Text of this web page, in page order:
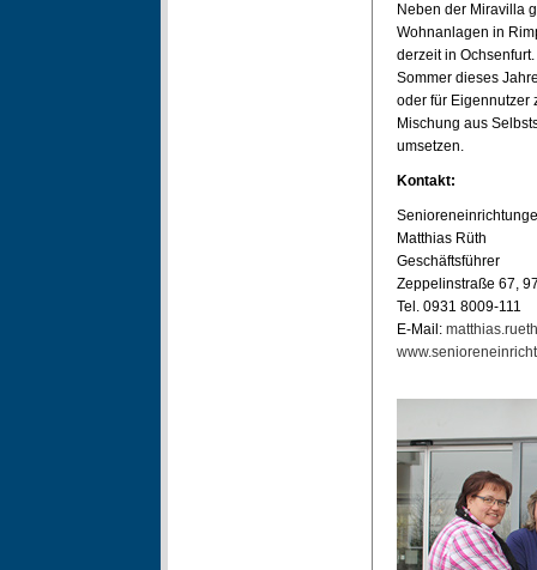
Neben der Miravilla
Wohnanlagen in
derzeit in
Sommer dieses
oder für Eigennutzer
Mischung aus
umsetzen.
Kontakt:
Matthias Rüth
Geschäftsführer
Zeppelinstraße 67,
Tel. 0931 8009-111
E-Mail: